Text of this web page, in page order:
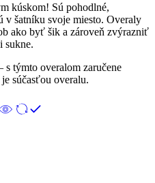
kúskom! Sú pohodlné,
v šatníku svoje miesto. Overaly
ako byť šik a zároveň zvýrazniť
sukne.
s týmto overalom zaručene
súčasťou overalu.